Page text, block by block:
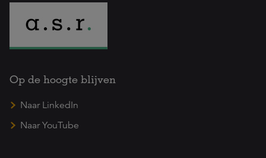
Op de hoogte blijven
Naar LinkedIn
Naar YouTube